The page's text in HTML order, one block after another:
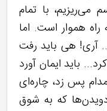
با تمام
هموار است. اما
آری! هی باید رفت
باید ایمان آورد
پس زد، چاره‌ای
که به شوق